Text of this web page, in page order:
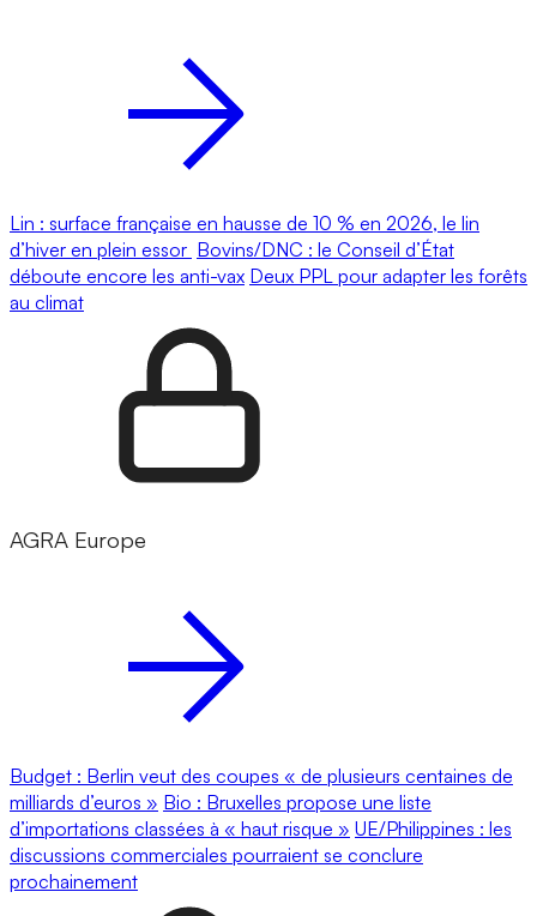
Lin : surface française en hausse de 10 % en 2026, le lin
d’hiver en plein essor Bovins/DNC : le Conseil d’État
déboute encore les anti-vax Deux PPL pour adapter les forêts
au climat
AGRA Europe
Budget : Berlin veut des coupes « de plusieurs centaines de
milliards d’euros » Bio : Bruxelles propose une liste
d’importations classées à « haut risque » UE/Philippines : les
discussions commerciales pourraient se conclure
prochainement